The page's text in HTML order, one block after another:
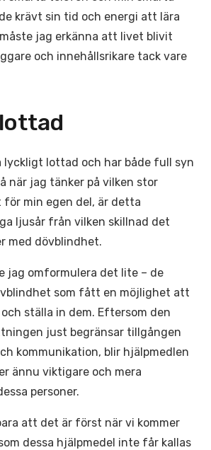
krävt sin tid och energi att lära
jag erkänna att livet blivit
och innehållsrikare tack vare
lyckligt lottad och har både full syn
när jag tänker på vilken stor
min egen del, är detta
ljusår från vilken skillnad det
med dövblindhet.
jag omformulera det lite – de
som fått en möjlighet att
ställa in dem. Eftersom den
just begränsar tillgången
kommunikation, blir hjälpmedlen
ännu viktigare och mera
personer.
att det är först när vi kommer
dessa hjälpmedel inte får kallas